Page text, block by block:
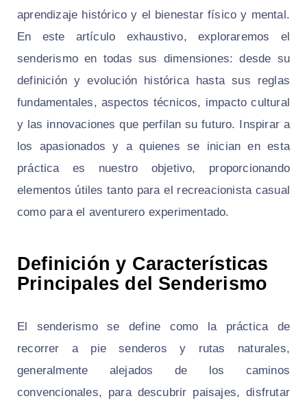
aprendizaje histórico y el bienestar físico y mental.
En este artículo exhaustivo, exploraremos el
senderismo en todas sus dimensiones: desde su
definición y evolución histórica hasta sus reglas
fundamentales, aspectos técnicos, impacto cultural
y las innovaciones que perfilan su futuro. Inspirar a
los apasionados y a quienes se inician en esta
práctica es nuestro objetivo, proporcionando
elementos útiles tanto para el recreacionista casual
como para el aventurero experimentado.
Definición y Características
Principales del Senderismo
El senderismo se define como la práctica de
recorrer a pie senderos y rutas naturales,
generalmente alejados de los caminos
convencionales, para descubrir paisajes, disfrutar